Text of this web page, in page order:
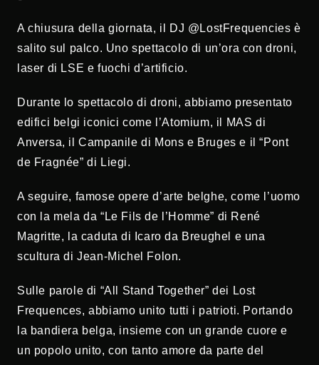
A chiusura della giornata, il DJ @LostFrequencies è
salito sul palco. Uno spettacolo di un’ora con droni,
laser di LSE e fuochi d’artificio.
Durante lo spettacolo di droni, abbiamo presentato
edifici belgi iconici come l’Atomium, il MAS di
Anversa, il Campanile di Mons e Bruges e il “Pont
de Fragnée” di Liegi.
A seguire, famose opere d’arte belghe, come l’uomo
con la mela da “Le Fils de l’Homme” di René
Magritte, la caduta di Icaro da Breughel e una
scultura di Jean-Michel Folon.
Sulle parole di “All Stand Together” dei Lost
Frequences, abbiamo unito tutti i patrioti. Portando
la bandiera belga, insieme con un grande cuore e
un popolo unito, con tanto amore da parte del